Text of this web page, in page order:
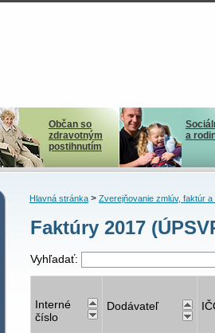
Občan so
zdravotným
postihnutím
a
Hlavná stránka> Zverejňovanie zmlúv, faktúr a
Faktúry 2017
Vyhľadať:
Interné
číslo
Dodávateľ